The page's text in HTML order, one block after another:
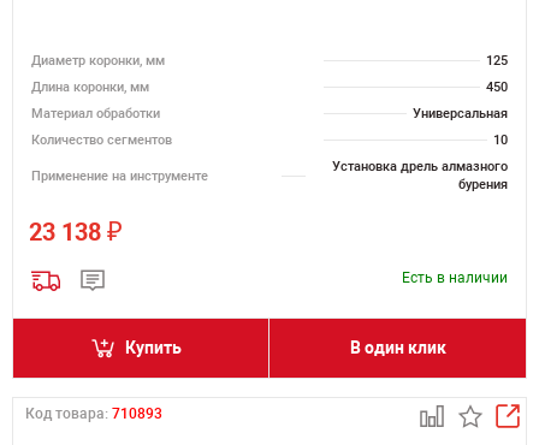
Диаметр коронки, мм
125
Длина коронки, мм
450
Материал обработки
Универсальная
Количество сегментов
10
Применение на инструменте
Установка дрель алмазного
бурения
23 138 ₽
Есть в наличии
Купить В один клик
Код товара: 710893